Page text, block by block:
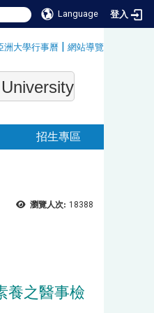
Language 登入
洲大學行事曆 | 網站導覽
:::
招生專區
瀏覽人次: 18388
養之醫事檢